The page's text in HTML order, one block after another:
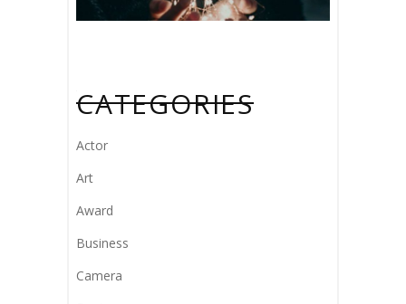
CATEGORIES
Actor
Art
Award
Business
Camera